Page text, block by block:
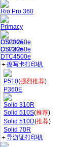
Rio Pro 360
Primacy
CS200e
CS220e
DTC1250e
DTC4250e
DTC4500e
＋擦写卡打印机
P510(强烈推荐)
P360E
Solid 310R
Solid 510S(推荐)
Solid 510D(推荐)
Solid 70R
＋导游证打印机